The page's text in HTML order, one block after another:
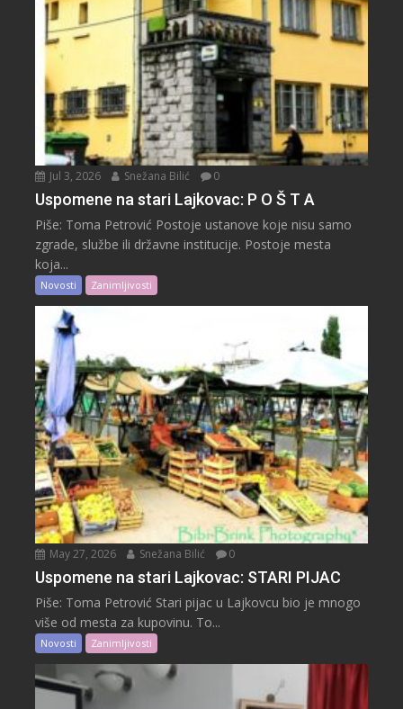
Jul 3, 2026 Snežana Bilić 0
Uspomene na stari Lajkovac: P O Š T A
Piše: Toma Petrović Postoje ustanove koje nisu samo
zgrade, službe ili državne institucije. Postoje mesta
koja...
Novosti Zanimljivosti
May 27, 2026 Snežana Bilić 0
Uspomene na stari Lajkovac: STARI PIJAC
Piše: Toma Petrović Stari pijac u Lajkovcu bio je mnogo
više od mesta za kupovinu. To...
Novosti Zanimljivosti